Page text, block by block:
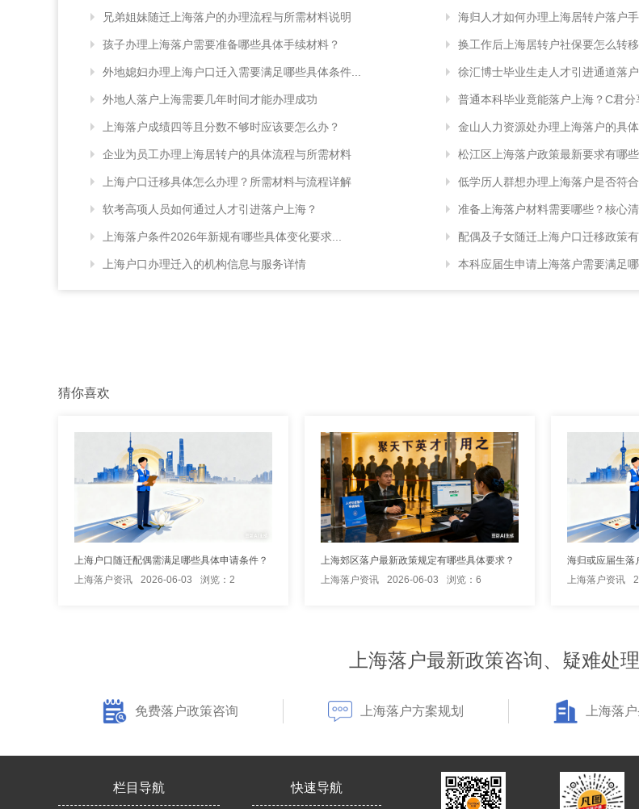
兄弟姐妹随迁上海落户的办理流程与所需材料说明
孩子办理上海落户需要准备哪些具体手续材料？
外地媳妇办理上海户口迁入需要满足哪些具体条件...
外地人落户上海需要几年时间才能办理成功
上海落户成绩四等且分数不够时应该要怎么办？
企业为员工办理上海居转户的具体流程与所需材料
上海户口迁移具体怎么办理？所需材料与流程详解
软考高项人员如何通过人才引进落户上海？
上海落户条件2026年新规有哪些具体变化要求...
上海户口办理迁入的机构信息与服务详情
海归人才如何办理上海居转户落户手
换工作后上海居转户社保要怎么转移
徐汇博士毕业生走人才引进通道落户
普通本科毕业竟能落户上海？C君分
金山人力资源处办理上海落户的具
松江区上海落户政策最新要求有哪
低学历人群想办理上海落户是否符
准备上海落户材料需要哪些？核心
配偶及子女随迁上海户口迁移政策
本科应届生申请上海落户需要满足
猜你喜欢
上海户口随迁配偶需满足哪些具体申请条件？
上海落户资讯
2026-06-03 浏览：2
上海郊区落户最新政策规定有哪些具体要求？
上海落户资讯
2026-06-03 浏览：6
上海落户资讯
上海落户最新政策咨询、疑难处
免费落户政策咨询 上海落户方案规划 上海落
栏目导航 快速导航